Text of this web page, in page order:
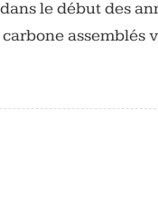
le début des
assemblés